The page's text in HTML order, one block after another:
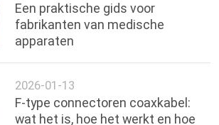
Een praktische gids voor
fabrikanten van medische
apparaten
2026-01-13
F-type connectoren coaxkabel:
wat het is, hoe het werkt en hoe